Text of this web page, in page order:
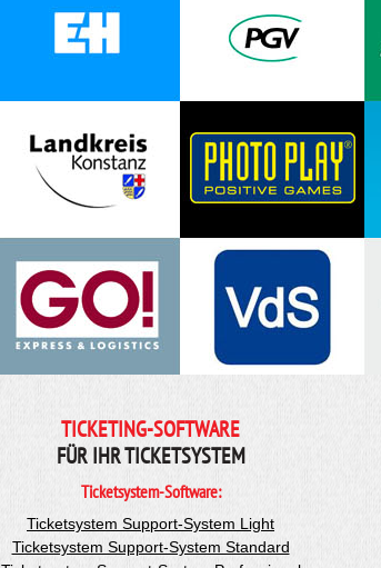
TICKETING-SOFTWARE
FÜR IHR TICKETSYSTEM
Ticketsystem-Software:
Ticketsystem Support-System Light
Ticketsystem Support-System Standard